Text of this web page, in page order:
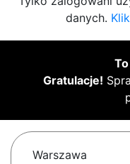
danych.
Gratulacje!
Warszawa